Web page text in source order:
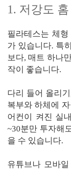
1. 저강도
필라테스는 체
가 있습니다. 특
보다, 매트 하나
작이 좋습니다.
다리 들어 올리
복부와 하체에
어컨이 켜진 실
~30분만 투자해
을 수 있습니다.
유튜브나 모바